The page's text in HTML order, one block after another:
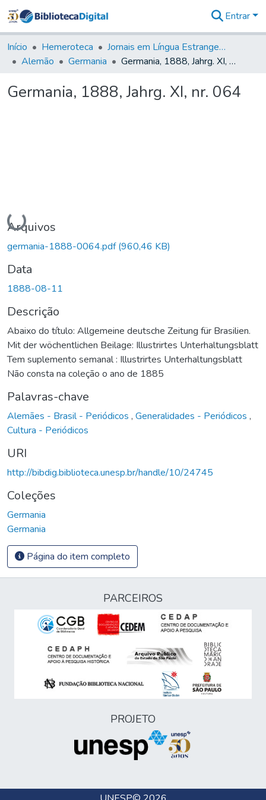
&
Coleções
Tudo na
Digital
Entrar
Início Hemeroteca
Jornais em Língua Estrangeira
Alemão
Germania Germania, 1888, Jahrg. XI, nr. 064
Germania, 1888, Jahrg. XI, nr. 064
Carregando...
Arquivos
germania-1888-0064.pdf(960,46 KB)
Data
1888-08-11
Descrição
Abaixo do título: Allgemeine deutsche Zeitung für Brasilien.
Mit der wöchentlichen Beilage: Illustrirtes Unterhaltungsblatt
Tem suplemento semanal : Illustrirtes Unterhaltungsblatt
Não consta na coleção o ano de 1885
Palavras-chave
Alemães - Brasil - Periódicos , Generalidades - Periódicos ,
Cultura - Periódicos
URI
http://bibdig.biblioteca.unesp.br/handle/10/24745
Coleções
Germania
Germania
Página do item completo
PARCEIROS
PROJETO